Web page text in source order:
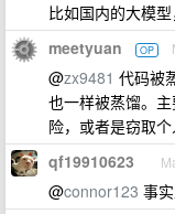
比如国内的大模型
meetyuan OP
@zx9481 代码被
也一样被蒸馏。
险，或者是窃取个
qf19910623
@connor123 事